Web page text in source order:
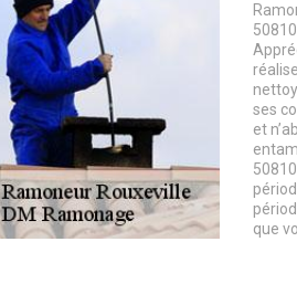
ses
et
que